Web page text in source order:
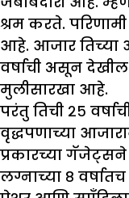
श्रम करते.
आहे. आजार तिच्या
वर्षाची असून
मुलीसारखा आहे.
परंतु तिची २५
वृद्धपणाच्या
प्रकारच्या
लग्नाच्या ८